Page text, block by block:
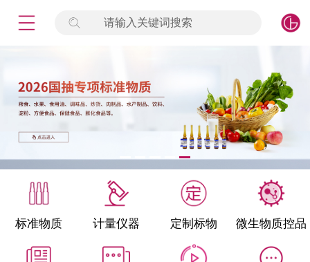
请输入关键词搜索
标准物质 计量仪器 定制标物 微生物质控品
标准物质
产品专项
微生物检测/质控品
定制标物